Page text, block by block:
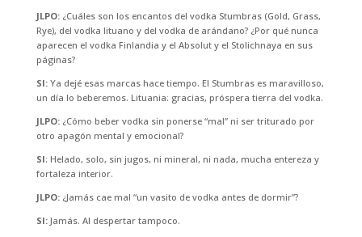
JLPO:¿Cuáles son los encantos del vodka Stumbras (Gold, Grass,
Rye), del vodka lituano y del vodka de arándano? ¿Por qué nunca
aparecen el vodka Finlandia y el Absolut y el Stolichnaya en sus
páginas?
SI:Ya dejé esas marcas hace tiempo. El Stumbras es maravilloso,
un día lo beberemos. Lituania: gracias, próspera tierra del vodka.
JLPO:¿Cómo beber vodka sin ponerse “mal” ni ser triturado por
otro apagón mental y emocional?
SI: Helado, solo, sin jugos, ni mineral, ni nada, mucha entereza y
fortaleza interior.
JLPO:¿Jamás cae mal “un vasito de vodka antes de dormir”?
SI:Jamás. Al despertar tampoco.